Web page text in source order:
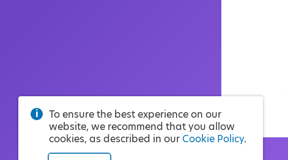
To ensure the best experience on our
website, we recommend that you allow
cookies, as described in our Cookie Policy.